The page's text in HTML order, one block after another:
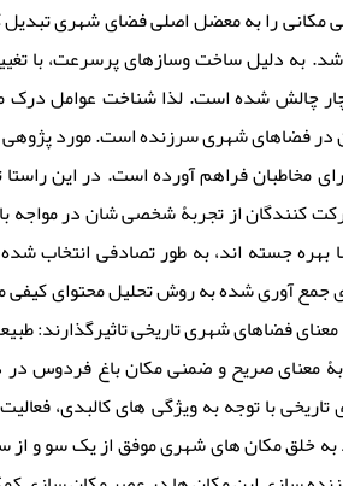
را به معضل اصلی فضای شهری تبدیل
به دلیل ساخت وسازهای پرسرعت، با
چالش شده است. لذا شناخت عوامل درک
در فضاهای شهری سرزنده است. مورد
مخاطبان فراهم آورده است. در این راستا
کنندگان از تجربۀ شخصی شان در مواجه
بهره جسته اند، به طور تصادفی انتخاب
جمع آوری شده به روش تحلیل محتوای کیفی
فضاهای شهری تاریخی تاثیرگذارند:
معنای صریح و ضمنی مکان باغ فردوس در
با توجه به ویژگی های کالبدی،
به خلق مکان های شهری موفق از یک سو و از